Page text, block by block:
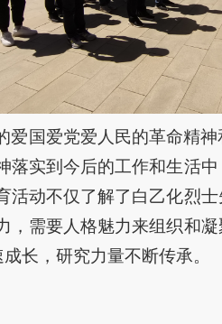
爱国爱党爱人民的革命精
落实到今后的工作和生活
活动不仅了解了白乙化烈
，需要人格魅力来组织和
长，研究力量不断传承。